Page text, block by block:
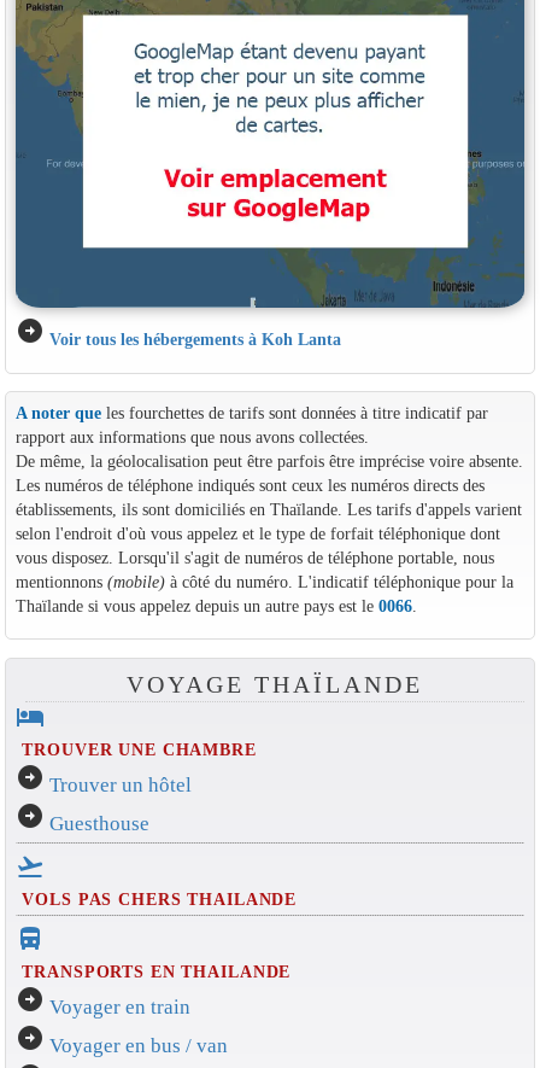
arrow_circle_right Voir tous les hébergements à Koh Lanta
A noter queles fourchettes de tarifs sont données à titre indicatif par
rapport aux informations que nous avons collectées.
De même, la géolocalisation peut être parfois être imprécise voire absente.
Les numéros de téléphone indiqués sont ceux les numéros directs des
établissements, ils sont domiciliés en Thaïlande. Les tarifs d'appels varient
selon l'endroit d'où vous appelez et le type de forfait téléphonique dont
vous disposez. Lorsqu'il s'agit de numéros de téléphone portable, nous
mentionnons (mobile)à côté du numéro. L'indicatif téléphonique pour la
Thaïlande si vous appelez depuis un autre pays est le 0066.
VOYAGE THAÏLANDE
hotel
TROUVER UNE CHAMBRE
arrow_circle_right Trouver un hôtel
arrow_circle_right Guesthouse
flight_takeoff
VOLS PAS CHERS THAILANDE
directions_bus_filled
TRANSPORTS EN THAILANDE
arrow_circle_right Voyager en train
arrow_circle_right Voyager en bus / van